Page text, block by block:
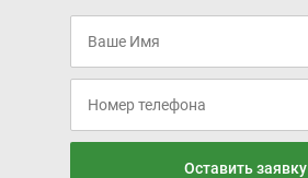
Оставить заявку